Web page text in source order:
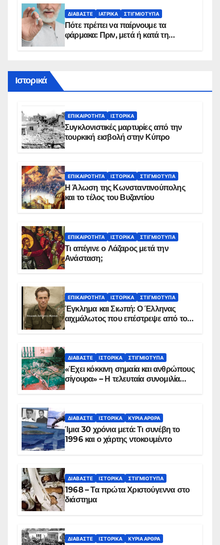
ΔΙΑΒΆΣΤΕ ΙΑΤΡΙΚΆ ΣΤΙΓΜΙΌΤΥΠΑ
Πότε πρέπει να παίρνουμε τα
φάρμακα: Πριν, μετά ή κατά τη
Ιστορικά
ΕΠΙΚΑΙΡΌΤΗΤΑ ΙΣΤΟΡΙΚΆ
Συγκλονιστικές μαρτυρίες από την
τουρκική εισβολή στην Κύπρο
ΕΠΙΚΑΙΡΌΤΗΤΑ ΙΣΤΟΡΙΚΆ ΣΤΙΓΜΙΌΤΥΠΑ
Η Άλωση της Κωνσταντινούπολης
και το τέλος του Βυζαντίου
ΕΠΙΚΑΙΡΌΤΗΤΑ ΙΣΤΟΡΙΚΆ ΣΤΙΓΜΙΌΤΥΠΑ
Τι απέγινε ο Λάζαρος μετά την
Ανάσταση;
ΕΠΙΚΑΙΡΌΤΗΤΑ ΙΣΤΟΡΙΚΆ ΣΤΙΓΜΙΌΤΥΠΑ
Έγκλημα και Σιωπή: Ο Έλληνας
αιχμάλωτος που επέστρεψε από το
ΔΙΑΒΆΣΤΕ ΙΣΤΟΡΙΚΆ ΣΤΙΓΜΙΌΤΥΠΑ
«Έχει κόκκινη σημαία και ανθρώπους
σίγουρα» – Η τελευταία συνομιλία
ΔΙΑΒΆΣΤΕ ΙΣΤΟΡΙΚΆ ΚΥΡΙΑ ΑΡΘΡΑ
Ίμια 30 χρόνια μετά: Τι συνέβη το
1996 και ο χάρτης ντοκουμέντο
ΔΙΑΒΆΣΤΕ ΙΣΤΟΡΙΚΆ ΣΤΙΓΜΙΌΤΥΠΑ
1968 – Τα πρώτα Χριστούγεννα στο
διάστημα
ΔΙΑΒΆΣΤΕ ΙΣΤΟΡΙΚΆ ΚΥΡΙΑ ΑΡΘΡΑ